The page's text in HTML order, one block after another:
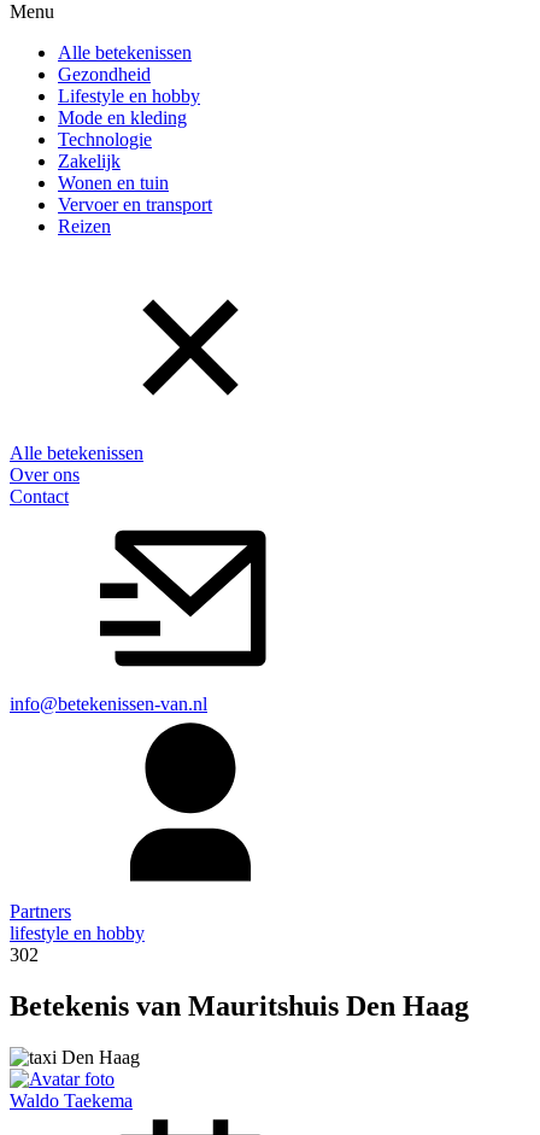
Menu
Alle betekenissen
Gezondheid
Lifestyle en hobby
Mode en kleding
Technologie
Zakelijk
Wonen en tuin
Vervoer en transport
Reizen
Alle betekenissen
Over ons
Contact
info@betekenissen-van.nl
Partners
lifestyle en hobby
302
Betekenis van Mauritshuis Den Haag
Waldo Taekema